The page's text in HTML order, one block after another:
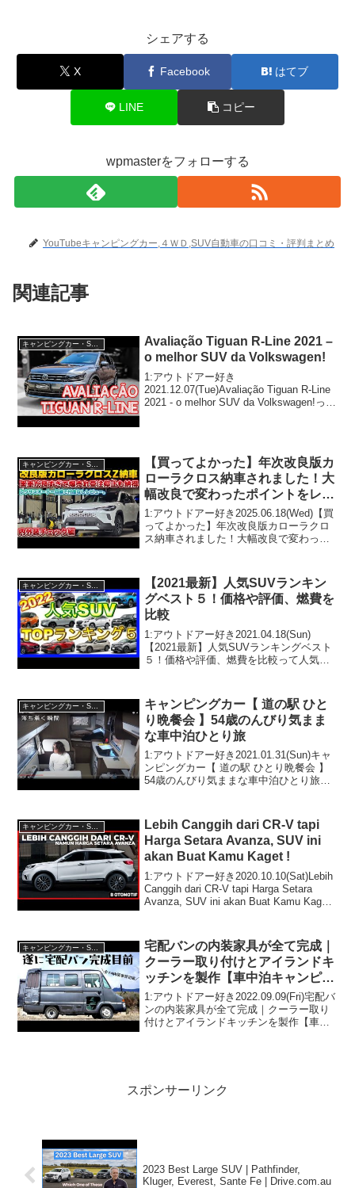
シェアする
X Facebook はてブ
LINE コピー
wpmasterをフォローする
YouTubeキャンピングカー,４ＷＤ,SUV自動車の口コミ・評判まとめ
関連記事
Avaliação Tiguan R-Line 2021 –
o melhor SUV da Volkswagen!
1:アウトドアー好き
2021.12.07(Tue)Avaliação Tiguan R-Line
2021 - o melhor SUV da Volkswagen!って
キャンピングカー・SUV人気車種
【買ってよかった】年次改良版カ
ローラクロス納車されました！大
幅改良で変わったポイントをレク
サスオーナー目線で内外装チェッ
ク！エクステリアは文句なしにか
っこよく内装の利便性も大幅向上
1:アウトドアー好き2025.06.18(Wed)【買
ってよかった】年次改良版カローラクロ
ス納車されました！大幅改良で変わった
かっこよく内装の利便性も大幅向上で受
注停止...
【2021最新】人気SUVランキン
グベスト５！価格や評価、燃費を
比較
1:アウトドアー好き2021.04.18(Sun)
【2021最新】人気SUVランキングベスト
５！価格や評価、燃費を比較って人気で
注目です！3:アウトド...
キャンピングカー・SUV人気車種
キャンピングカー【 道の駅 ひと
り晩餐会 】54歳のんびり気まま
な車中泊ひとり旅
1:アウトドアー好き2021.01.31(Sun)キャ
ンピングカー【 道の駅 ひとり晩餐会 】
54歳のんびり気ままな車中泊ひとり旅っ
2021.01.31(Sun)この動画は注目です！...
キャンピングカー・SUV人気車種
Lebih Canggih dari CR-V tapi
Harga Setara Avanza, SUV ini
akan Buat Kamu Kaget !
1:アウトドアー好き2020.10.10(Sat)Lebih
Canggih dari CR-V tapi Harga Setara
Avanza, SUV ini akan Buat Kamu Kaget !
宅配バンの内装家具が全て完成｜
クーラー取り付けとアイランドキ
ッチンを製作【車中泊キャンピン
グカー完成目前】
1:アウトドアー好き2022.09.09(Fri)宅配バ
ンの内装家具が全て完成｜クーラー取り
付けとアイランドキッチンを製作【車中
スポンサーリンク
2023 Best Large SUV | Pathfinder,
Kluger, Everest, Sante Fe | Drive.com.au